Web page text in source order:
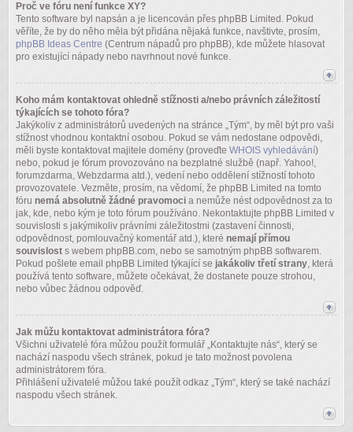
Proč ve fóru není funkce XY?
Tento software byl napsán a je licencován přes phpBB Limited. Pokud
věříte, že by do něho měla být přidána nějaká funkce, navštivte, prosím,
phpBB Ideas Centre (Centrum nápadů pro phpBB), kde můžete hlasovat
pro existující nápady nebo navrhnout nové funkce.
Koho mám kontaktovat ohledně stížnosti a/nebo právních záležitostí
týkajících se tohoto fóra?
Jakýkoliv z administrátorů uvedených na stránce „Tým“, by měl být pro vaši
stížnost vhodnou kontaktní osobou. Pokud se vám nedostane odpovědi,
měli byste kontaktovat majitele domény (proveďte WHOIS vyhledávání)
nebo, pokud je fórum provozováno na bezplatné službě (např. Yahoo!,
forumzdarma, Webzdarma atd.), vedení nebo oddělení stížností tohoto
provozovatele. Vezměte, prosím, na vědomí, že phpBB Limited na tomto
fóru nemá absolutně žádné pravomoci a nemůže nést odpovědnost za to
jak, kde, nebo kým je toto fórum používáno. Nekontaktujte phpBB Limited v
souvislosti s jakýmikoliv právními záležitostmi (zastavení činnosti,
odpovědnost, pomlouvačný komentář atd.), které nemají přímou
souvislost s webem phpBB.com, nebo se samotným phpBB softwarem.
Pokud pošlete email phpBB Limited týkající se jakákoliv třetí strany, která
používá tento software, můžete očekávat, že dostanete pouze strohou,
nebo vůbec žádnou odpověď.
Jak můžu kontaktovat administrátora fóra?
Všichni uživatelé fóra můžou použít formulář „Kontaktujte nás“, který se
nachází naspodu všech stránek, pokud je tato možnost povolena
administrátorem fóra.
Přihlášení uživatelé můžou také použít odkaz „Tým“, který se také nachází
naspodu všech stránek.